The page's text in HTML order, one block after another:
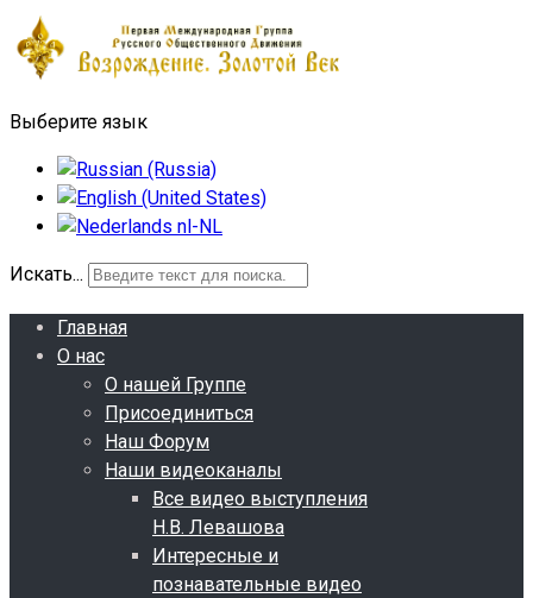
Выберите язык
Искать...
Главная
О нас
О нашей Группе
Присоединиться
Наш Форум
Наши видеоканалы
Все видео выступления
Н.В. Левашова
Интересные и
познавательные видео